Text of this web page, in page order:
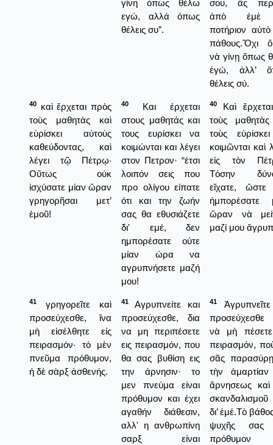
γίνη όπως θέλω
εγώ, αλλά όπως
θέλεις συ”.
σου, ἂς
ἀπὸ ἐμὲ
ποτήριον
πάθους.Ὄχι
νὰ γίνῃ ὅπως
ἐγώ, ἀλλ’
θέλεις σύ.
40
καὶ ἔρχεται πρὸς
τοὺς μαθητὰς καὶ
εὑρίσκει αὐτοὺς
καθεύδοντας, καὶ
λέγει τῷ Πέτρῳ·
Οὕτως οὐκ
ἰσχύσατε μίαν ὥραν
γρηγορῆσαι μετ’
ἐμοῦ!
40
Και έρχεται
στους μαθητάς και
τους ευρίσκει να
κοιμώνται και λέγει
στον Πετρον· “έτσι
λοιπόν σεις που
προ ολίγου είπατε
ότι και την ζωήν
σας θα εθυσιάζετε
δι' εμέ, δεν
ημπορέσατε ούτε
μίαν ώρα να
αγρυπνήσετε μαζή
μου!
40
Καὶ
τοὺς μαθητὰς
τοὺς
κοιμῶνται καὶ
εἰς τὸν
Τόσην
εἴχατε, ὥστε
ἠμπορέσατε
ὥραν νὰ
μαζί μου
41
γρηγορεῖτε καὶ
προσεύχεσθε, ἵνα
μὴ εἰσέλθητε εἰς
πειρασμόν· τὸ μὲν
πνεῦμα πρόθυμον,
ἡ δὲ σὰρξ ἀσθενής.
41
Αγρυπνείτε και
προσεύχεσθε, δια
να μη περιπέσετε
εις πειρασμόν, που
θα σας βυθίση εις
την άρνησιν· το
μεν πνεύμα είναι
πρόθυμον και έχει
αγαθήν διάθεσιν,
αλλ' η ανθρωπίνη
σαρξ είναι
41
προσεύχεσθε
νὰ μὴ πέσετε
πειρασμόν,
σᾶς παρασύρῃ
τὴν ἁμαρτίαν
ἄρνησεως καὶ
δι’ ἐμέ.Τὸ
ψυχῆς σας
πρόθυμον